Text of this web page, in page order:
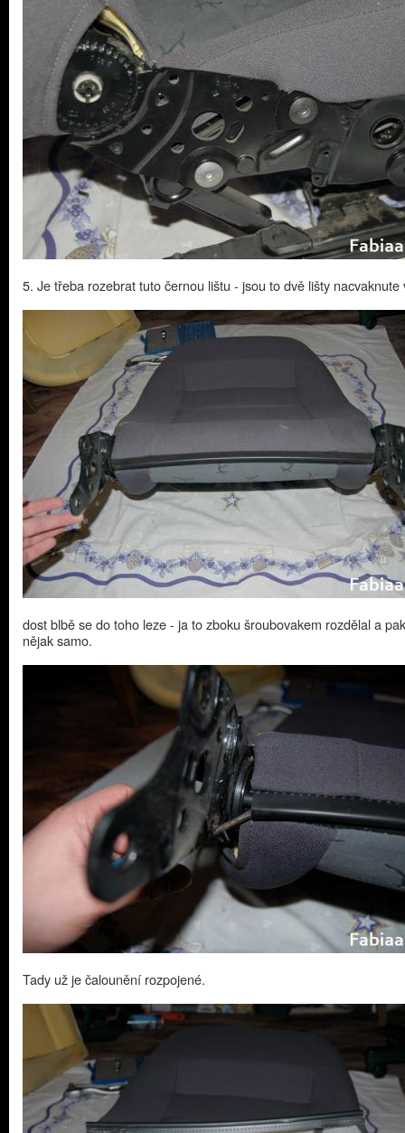
5. Je třeba rozebrat tuto černou lištu - jsou to dvě lišty nacvaknute
dost blbě se do toho leze - ja to zboku šroubovakem rozdělal a
nějak samo.
Tady už je čalounění rozpojené.